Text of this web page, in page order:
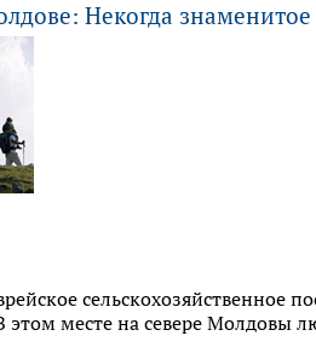
Некогда знаменитое
сельскохозяйственное
месте на севере Молдовы